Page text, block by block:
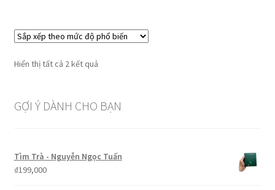
Hiển thị tất cả 2 kết quảĐã
theo
biến
GỢI Ý DÀNH CHO BẠN
Tìm Trà - Nguyễn Ngọc Tuấn
₫199,000